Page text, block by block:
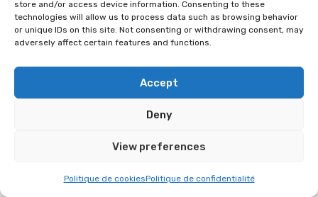
store and/or access device information. Consenting to these
technologies will allow us to process data such as browsing behavior
or unique IDs on this site. Not consenting or withdrawing consent, may
adversely affect certain features and functions.
Accept
Deny
View preferences
Politique de cookiesPolitique de confidentialité
Kreationen herzustellen, wie z.B.
kleine handgefertigte
zum Sammeln verwenden
können.
Programm unter Vorbehalt von